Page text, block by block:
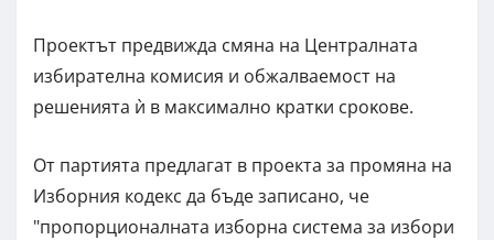
Проектът предвижда смяна на Централната
избирателна комисия и обжалваемост на
решенията ѝ в максимално ĸpaтĸи cpoĸoвe.
От партията предлагат в проекта за промяна на
Изборния кодекс да бъде записано, че
"пропорционалната изборна система за избори